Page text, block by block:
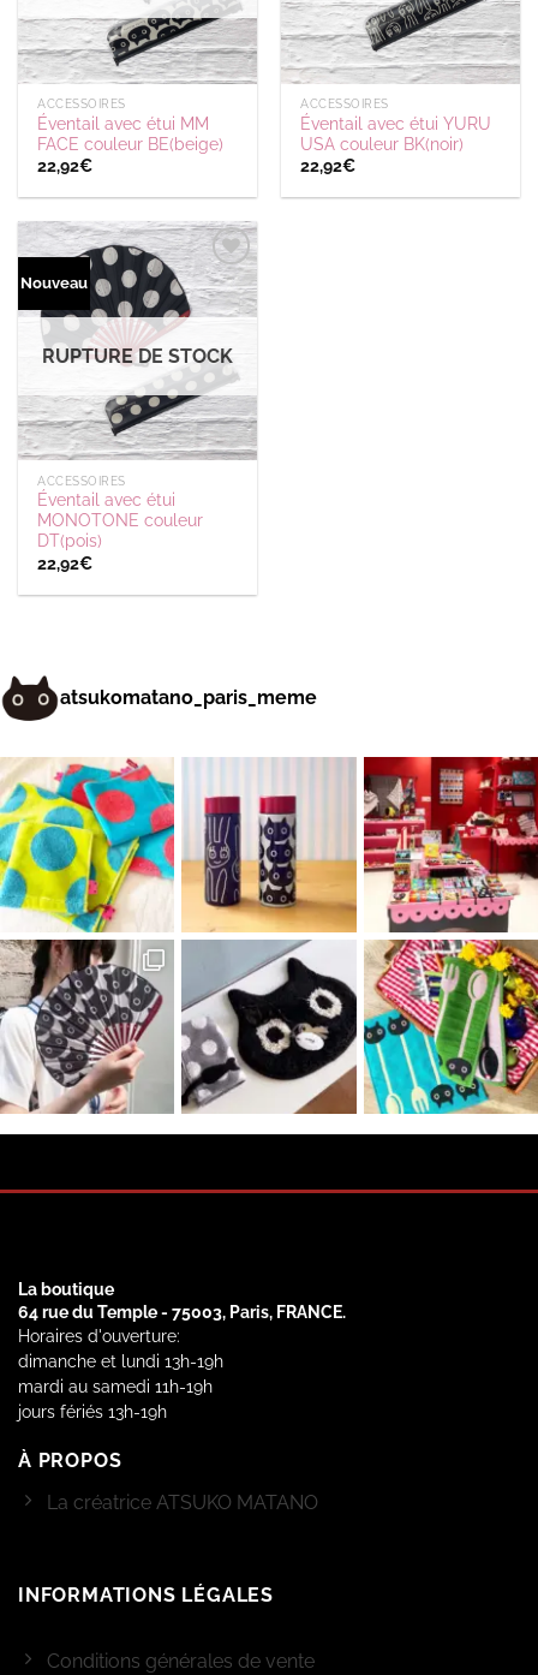
ACCESSOIRES
Éventail avec étui MM
FACE couleur BE(beige)
22,92€
ACCESSOIRES
Éventail avec étui YURU
USA couleur BK(noir)
22,92€
Nouveau
Ajouter
à la
wishlist
RUPTURE DE STOCK
ACCESSOIRES
Éventail avec étui
MONOTONE couleur
DT(pois)
22,92€
atsukomatano_paris_meme
La boutique
64 rue du Temple - 75003, Paris, FRANCE.
Horaires d'ouverture:
dimanche et lundi 13h-19h
mardi au samedi 11h-19h
jours fériés 13h-19h
À PROPOS
La créatrice ATSUKO MATANO
INFORMATIONS LÉGALES
Conditions générales de vente